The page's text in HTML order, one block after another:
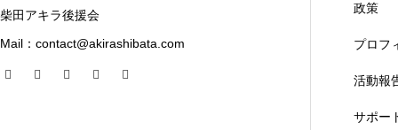
柴田アキラ後援会
Mail：contact@akirashibata.com
政策
プロフ
活動報
サポー